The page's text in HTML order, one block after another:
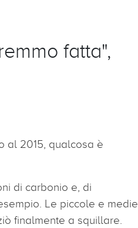
fatta",
al 2015, qualcosa è
di carbonio e, di
Le piccole e medie
finalmente a squillare.